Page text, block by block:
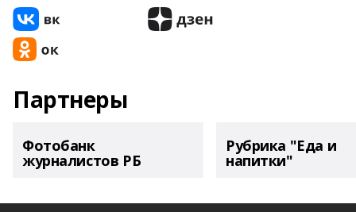
Партнеры
Фотобанк
журналистов РБ
Рубрика "Еда и
напитки"